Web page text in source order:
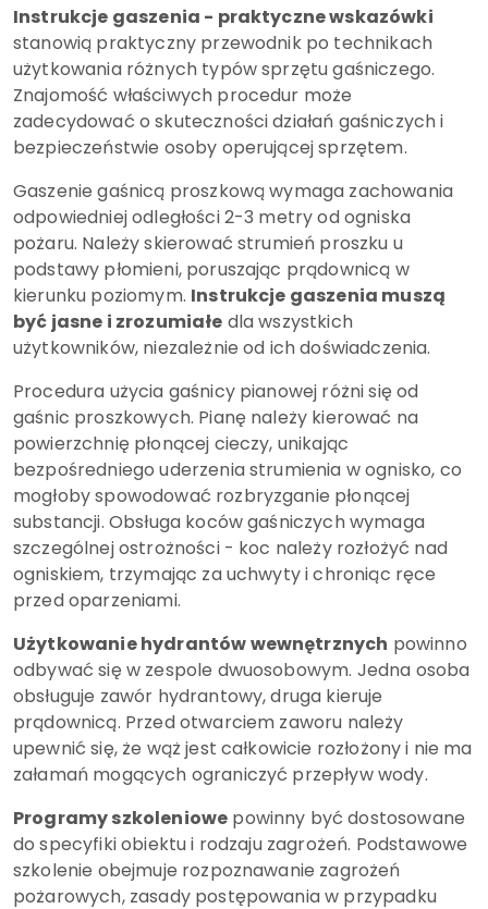
Instrukcje gaszenia - praktyczne wskazówki
stanowią praktyczny przewodnik po technikach
użytkowania różnych typów sprzętu gaśniczego.
Znajomość właściwych procedur może
zadecydować o skuteczności działań gaśniczych i
bezpieczeństwie osoby operującej sprzętem.
Gaszenie gaśnicą proszkową wymaga zachowania
odpowiedniej odległości 2-3 metry od ogniska
pożaru. Należy skierować strumień proszku u
podstawy płomieni, poruszając prądownicą w
kierunku poziomym. Instrukcje gaszenia muszą
być jasne i zrozumiałe dla wszystkich
użytkowników, niezależnie od ich doświadczenia.
Procedura użycia gaśnicy pianowej różni się od
gaśnic proszkowych. Pianę należy kierować na
powierzchnię płonącej cieczy, unikając
bezpośredniego uderzenia strumienia w ognisko, co
mogłoby spowodować rozbryzganie płonącej
substancji. Obsługa koców gaśniczych wymaga
szczególnej ostrożności - koc należy rozłożyć nad
ogniskiem, trzymając za uchwyty i chroniąc ręce
przed oparzeniami.
Użytkowanie hydrantów wewnętrznych powinno
odbywać się w zespole dwuosobowym. Jedna osoba
obsługuje zawór hydrantowy, druga kieruje
prądownicą. Przed otwarciem zaworu należy
upewnić się, że wąż jest całkowicie rozłożony i nie ma
załamań mogących ograniczyć przepływ wody.
Programy szkoleniowe powinny być dostosowane
do specyfiki obiektu i rodzaju zagrożeń. Podstawowe
szkolenie obejmuje rozpoznawanie zagrożeń
pożarowych, zasady postępowania w przypadku